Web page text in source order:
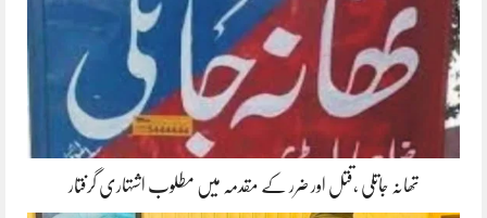
تھانہ جاتلی ،قتل اور ضرر کے مقدمہ میں مطلوب اشتہاری گرفتار